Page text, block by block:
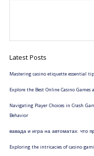
Latest Posts
Mastering casino etiquette essential
Explore the Best Online Casino Games
Navigating Player Choices in Crash
Behavior
вавада и игра на автоматах: что
Exploring the intricacies of casino